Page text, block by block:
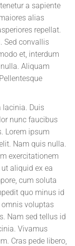
a sapiente
alias
repellat.
Sed convallis
et, interdum
Aliquam
lacinia. Duis
nunc faucibus
Lorem ipsum
Nam quis nulla.
exercitationem
aliquid ex ea
cum soluta
quo minus id
voluptas
Nam sed tellus id
Vivamus
Cras pede libero,